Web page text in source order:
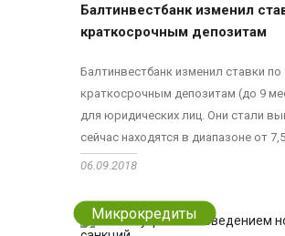
Балтинвестбанк изменил
краткосрочным депозитам
Балтинвестбанк изменил ставки по
краткосрочным депозитам (до 9
для юридических лиц. Они стали
сейчас находятся в диапазоне от
06.09.2018
Микрокредиты